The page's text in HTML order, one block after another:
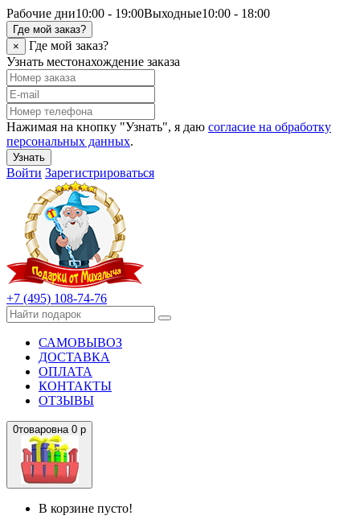
Рабочие дни10:00 - 19:00Выходные10:00 - 18:00
Где мой заказ?
×
Где мой заказ?
Узнать местонахождение заказа
Нажимая на кнопку "Узнать", я даю согласие на обработку
персональных данных.
Узнать
Войти Зарегистрироваться
+7 (495) 108-74-76
САМОВЫВОЗ
ДОСТАВКА
ОПЛАТА
КОНТАКТЫ
ОТЗЫВЫ
0товаровна 0 р
В корзине пусто!